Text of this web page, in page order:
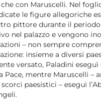
con Maruscelli. Nel
le figure allegoriche
pittore durante il
nel palazzo e vengono
– non sempre
insieme a diversi
versato, Paladini eseguì
Pace, mentre Maruscelli –
paesistici – eseguì